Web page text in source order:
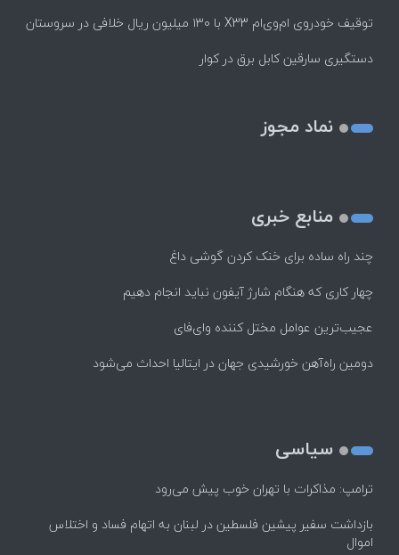
توقیف خودروی ام‌وی‌ام X33 با ۱۳۰ میلیون ریال خلافی در سروستان
دستگیری سارقین کابل برق در کوار
نماد مجوز
منابع خبری
چند راه‌ ساده برای خنک کردن گوشی داغ
چهار کاری که هنگام شارژ آیفون نباید انجام دهیم
عجیب‌ترین عوامل مختل کننده وای‌فای
دومین راه‌آهن خورشیدی جهان در ایتالیا احداث می‌شود
سیاسی
ترامپ: مذاکرات با تهران خوب پیش می‌رود
بازداشت سفیر پیشین فلسطین در لبنان به اتهام فساد و اختلاس
اموال